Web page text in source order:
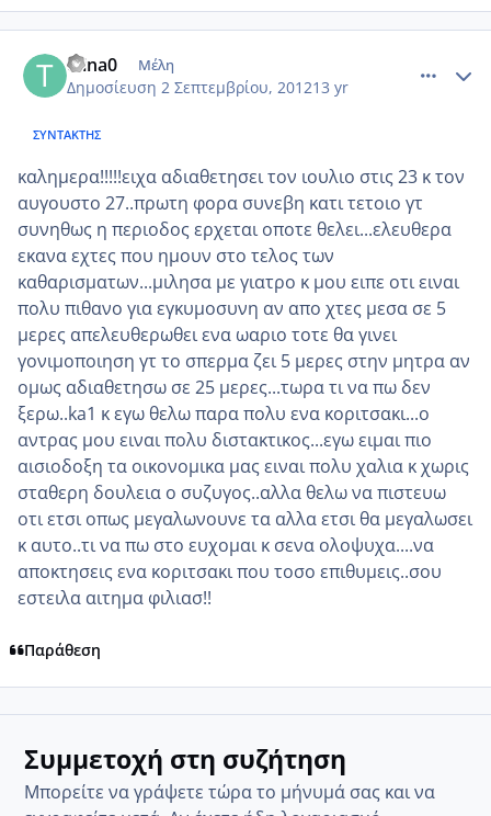
tzina0 Μέλη
Δημοσίευση 2 Σεπτεμβρίου, 201213 yr
ΣΥΝΤΆΚΤΗΣ
καλημερα!!!!!ειχα αδιαθετησει τον ιουλιο στις 23 κ τον
αυγουστο 27..πρωτη φορα συνεβη κατι τετοιο γτ
συνηθως η περιοδος ερχεται οποτε θελει...ελευθερα
εκανα εχτες που ημουν στο τελος των
καθαρισματων...μιλησα με γιατρο κ μου ειπε οτι ειναι
πολυ πιθανο για εγκυμοσυνη αν απο χτες μεσα σε 5
μερες απελευθερωθει ενα ωαριο τοτε θα γινει
γονιμοποιηση γτ το σπερμα ζει 5 μερες στην μητρα αν
ομως αδιαθετησω σε 25 μερες...τωρα τι να πω δεν
ξερω..ka1 κ εγω θελω παρα πολυ ενα κοριτσακι...ο
αντρας μου ειναι πολυ διστακτικος...εγω ειμαι πιο
αισιοδοξη τα οικονομικα μας ειναι πολυ χαλια κ χωρις
σταθερη δουλεια ο συζυγος..αλλα θελω να πιστευω
οτι ετσι οπως μεγαλωνουνε τα αλλα ετσι θα μεγαλωσει
κ αυτο..τι να πω στο ευχομαι κ σενα ολοψυχα....να
αποκτησεις ενα κοριτσακι που τοσο επιθυμεις..σου
εστειλα αιτημα φιλιασ!!
Παράθεση
Συμμετοχή στη συζήτηση
Μπορείτε να γράψετε τώρα το μήνυμά σας και να